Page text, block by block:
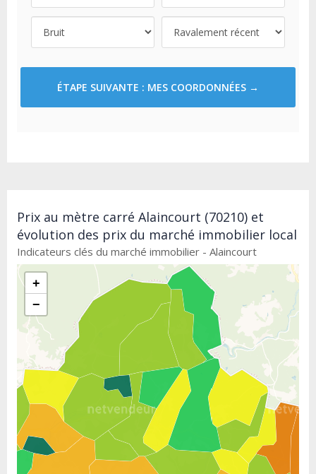
ÉTAPE SUIVANTE : MES COORDONNÉES →
Prix au mètre carré Alaincourt (70210) et
évolution des prix du marché immobilier local
Indicateurs clés du marché immobilier - Alaincourt
+
−